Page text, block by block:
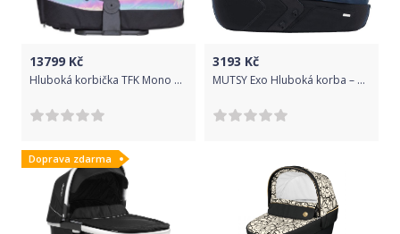
13799 Kč
Hluboká korbička TFK Mono Combi Glow in the Dark 2021
3193 Kč
MUTSY Exo Hluboká korba – Pacific Black
Doprava zdarma